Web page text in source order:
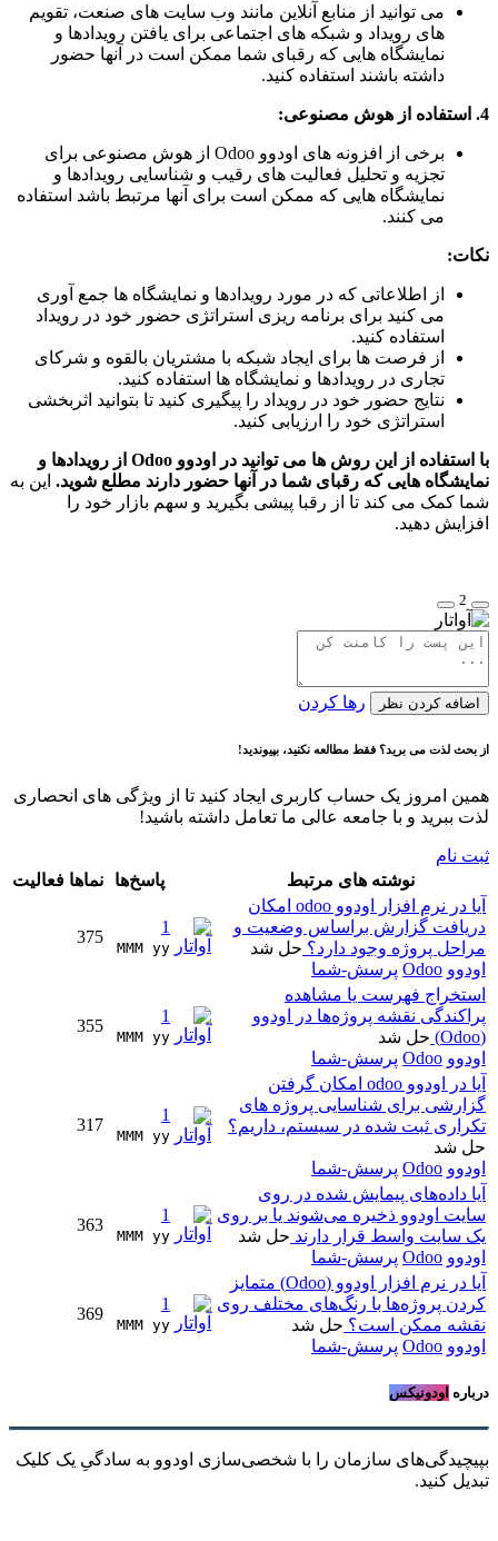
می توانید از منابع آنلاین مانند وب سایت های صنعت، تقویم
های رویداد و شبکه های اجتماعی برای یافتن رویدادها و
نمایشگاه هایی که رقبای شما ممکن است در آنها حضور
داشته باشند استفاده کنید.
4. استفاده از هوش مصنوعی:
برخی از افزونه های اودوو Odoo از هوش مصنوعی برای
تجزیه و تحلیل فعالیت های رقیب و شناسایی رویدادها و
نمایشگاه هایی که ممکن است برای آنها مرتبط باشد استفاده
می کنند.
نکات:
از اطلاعاتی که در مورد رویدادها و نمایشگاه ها جمع آوری
می کنید برای برنامه ریزی استراتژی حضور خود در رویداد
استفاده کنید.
از فرصت ها برای ایجاد شبکه با مشتریان بالقوه و شرکای
تجاری در رویدادها و نمایشگاه ها استفاده کنید.
نتایج حضور خود در رویداد را پیگیری کنید تا بتوانید اثربخشی
استراتژی خود را ارزیابی کنید.
با استفاده از این روش ها می توانید در اودوو Odoo از رویدادها و
نمایشگاه هایی که رقبای شما در آنها حضور دارند مطلع شوید. این به
شما کمک می کند تا از رقبا پیشی بگیرید و سهم بازار خود را
افزایش دهید.
2
اضافه کردن نظر رها کردن
از بحث لذت می برید؟ فقط مطالعه نکنید، بپیوندید!
همین امروز یک حساب کاربری ایجاد کنید تا از ویژگی های انحصاری
لذت ببرید و با جامعه عالی ما تعامل داشته باشید!
ثبت نام
نوشته های مرتبط
پاسخ‌ها نماها فعالیت
آیا در نرم افزار اودوو odoo امکان
دریافت گزارش براساس وضعیت و
مراحل پروژه وجود دارد؟ حل شد
اودوو Odoo پرسش-شما
1
MMM yy
375
استخراج فهرست یا مشاهده
پراکندگی نقشه پروژه‌ها در اودوو
(Odoo)
حل شد
اودوو Odoo پرسش-شما
1
MMM yy
355
آیا در اودوو odoo امکان گرفتن
گزارشی برای شناسایی پروژه های
تکراری ثبت شده در سیستم، داریم؟
حل شد
اودوو Odoo پرسش-شما
1
MMM yy
317
آیا داده‌های پیمایش شده در روی
سایت اودوو ذخیره می‌شوند یا بر روی
یک سایت واسط قرار دارند حل شد
اودوو Odoo پرسش-شما
1
MMM yy
363
آیا در نرم افزار اودوو (Odoo) متمایز
کردن پروژه‌ها با رنگ‌های مختلف روی
نقشه ممکن است؟ حل شد
اودوو Odoo پرسش-شما
1
MMM yy
369
درباره اودونیکس
بپیچیدگی‌های سازمان را با شخصی‌سازی اودوو به سادگیِ یک کلیک
تبدیل کنید.